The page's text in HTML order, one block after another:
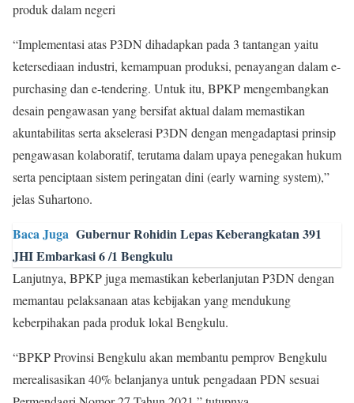
produk dalam negeri
“Implementasi atas P3DN dihadapkan pada 3 tantangan yaitu
ketersediaan industri, kemampuan produksi, penayangan dalam e-
purchasing dan e-tendering. Untuk itu, BPKP mengembangkan
desain pengawasan yang bersifat aktual dalam memastikan
akuntabilitas serta akselerasi P3DN dengan mengadaptasi prinsip
pengawasan kolaboratif, terutama dalam upaya penegakan hukum
serta penciptaan sistem peringatan dini (early warning system),”
jelas Suhartono.
Baca Juga Gubernur Rohidin Lepas Keberangkatan 391
JHI Embarkasi 6 /1 Bengkulu
Lanjutnya, BPKP juga memastikan keberlanjutan P3DN dengan
memantau pelaksanaan atas kebijakan yang mendukung
keberpihakan pada produk lokal Bengkulu.
“BPKP Provinsi Bengkulu akan membantu pemprov Bengkulu
merealisasikan 40% belanjanya untuk pengadaan PDN sesuai